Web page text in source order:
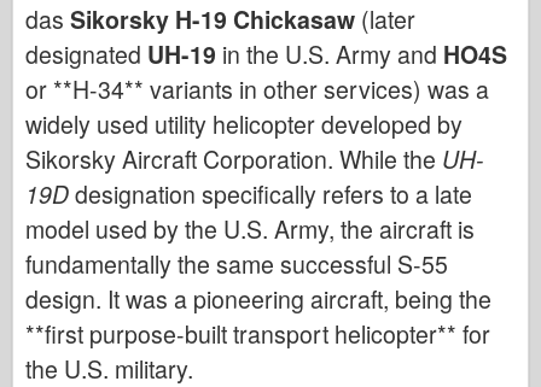
das Sikorsky H-19 Chickasaw (later
designated UH-19 in the U.S. Army and HO4S
or **H-34** variants in other services) was a
widely used utility helicopter developed by
Sikorsky Aircraft Corporation. While the UH-
19Ddesignation specifically refers to a late
model used by the U.S. Army, the aircraft is
fundamentally the same successful S-55
design. It was a pioneering aircraft, being the
**first purpose-built transport helicopter** for
the U.S. military.